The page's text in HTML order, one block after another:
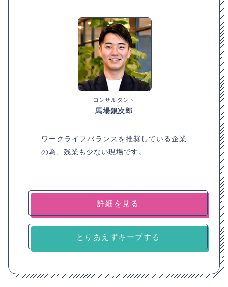
コンサルタント
馬場銀次郎
ワークライフバランスを推奨している企業
の為、残業も少ない現場です。
詳細を見る
とりあえずキープする